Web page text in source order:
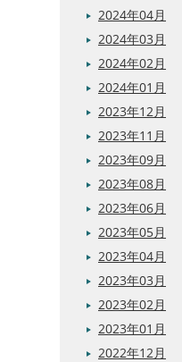
2024年04月
2024年03月
2024年02月
2024年01月
2023年12月
2023年11月
2023年09月
2023年08月
2023年06月
2023年05月
2023年04月
2023年03月
2023年02月
2023年01月
2022年12月